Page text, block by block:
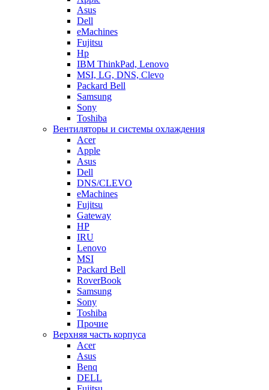
Asus
Dell
eMachines
Fujitsu
Hp
IBM ThinkPad, Lenovo
MSI, LG, DNS, Clevo
Packard Bell
Samsung
Sony
Toshiba
Вентиляторы и системы охлаждения
Acer
Apple
Asus
Dell
DNS/CLEVO
eMachines
Fujitsu
Gateway
HP
IRU
Lenovo
MSI
Packard Bell
RoverBook
Samsung
Sony
Toshiba
Прочие
Верхняя часть корпуса
Acer
Asus
Benq
DELL